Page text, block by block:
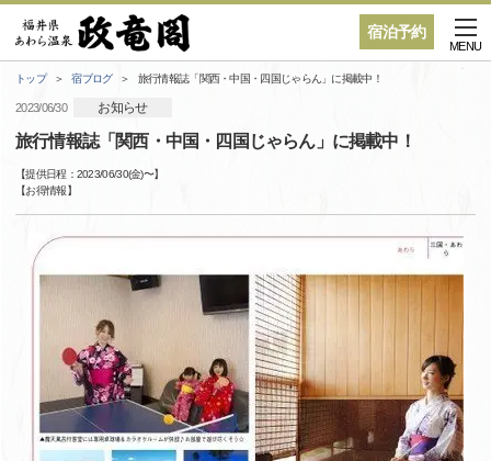
宿泊予約
MENU
トップ 宿ブログ 旅行情報誌「関西・中国・四国じゃらん」に掲載中！
2023/06/30 お知らせ
旅行情報誌「関西・中国・四国じゃらん」に掲載中！
【提供日程： 2023/06/30(金)〜】
【お得情報】